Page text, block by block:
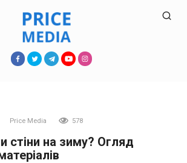
Price Media 578
стіни на зиму? Огляд